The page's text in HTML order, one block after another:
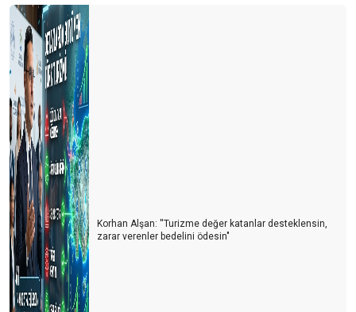
Korhan Alşan: ''Turizme değer katanlar desteklensin,
zarar verenler bedelini ödesin"